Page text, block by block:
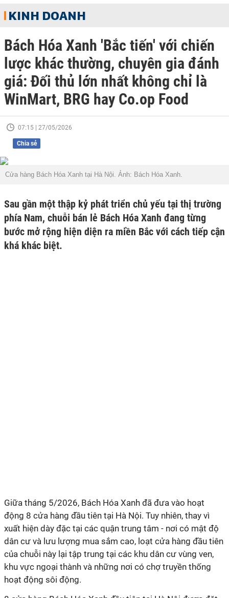
KINH DOANH
Bách Hóa Xanh 'Bắc tiến' với chiến
lược khác thường, chuyên gia đánh
giá: Đối thủ lớn nhất không chỉ là
WinMart, BRG hay Co.op Food
07:15 | 27/05/2026
Chia sẻ
Cửa hàng Bách Hóa Xanh tại Hà Nội. Ảnh: Bách Hóa Xanh.
Sau gần một thập kỷ phát triển chủ yếu tại thị trường
phía Nam, chuỗi bán lẻ Bách Hóa Xanh đang từng
bước mở rộng hiện diện ra miền Bắc với cách tiếp cận
khá khác biệt.
động 8 cửa hàng đầu tiên tại Hà Nội. Tuy nhiên, thay vì
xuất hiện dày đặc tại các quận trung tâm - nơi có mật độ
dân cư và lưu lượng mua sắm cao, loạt cửa hàng đầu tiên
của chuỗi này lại tập trung tại các khu dân cư vùng ven,
khu vực ngoại thành và những nơi có chợ truyền thống